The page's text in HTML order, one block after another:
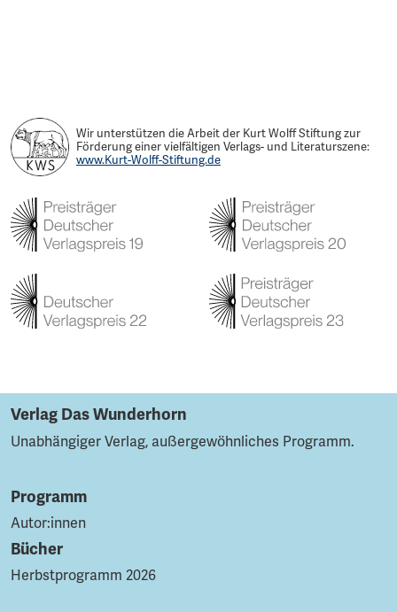
Wir unterstützen die Arbeit der Kurt Wolff Stiftung zur
Förderung einer vielfältigen Verlags- und Literaturszene:
www.Kurt-Wolff-Stiftung.de
Verlag Das Wunderhorn
Unabhängiger Verlag, außergewöhnliches Programm.
Programm
Autor:innen
Bücher
Herbstprogramm 2026